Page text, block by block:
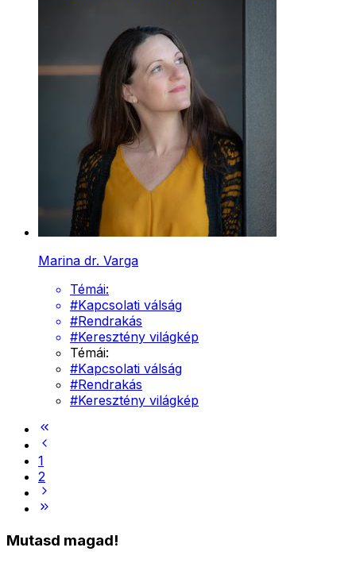
Marina dr. Varga
Témái:
#Kapcsolati válság
#Rendrakás
#Keresztény világkép
Témái:
#Kapcsolati válság
#Rendrakás
#Keresztény világkép
1
2
Mutasd magad!